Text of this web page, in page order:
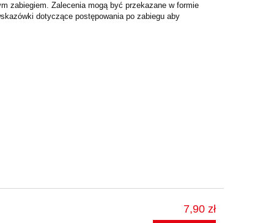
zabiegiem. Zalecenia mogą być przekazane w formie
dotyczące postępowania po zabiegu aby
7,90 zł